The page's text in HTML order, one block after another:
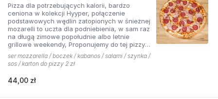
Pizza dla potrzebujących kalorii, bardzo
ceniona w kolekcji Hyyper, połączenie
podstawowych wędlin zatopionych w śnieżnej
mozarelli to uczta dla podniebienia, w sam raz
na długą zimowe popołudnie albo letnie
grillowe weekendy, Proponujemy do tej pizzy
sos pomidorowy pikantny z dodatkiem cebuli.
ser mozzarella / boczek / kabanos / salami / szynka /
sos / karton do pizzy 2 zł
44,00 zł